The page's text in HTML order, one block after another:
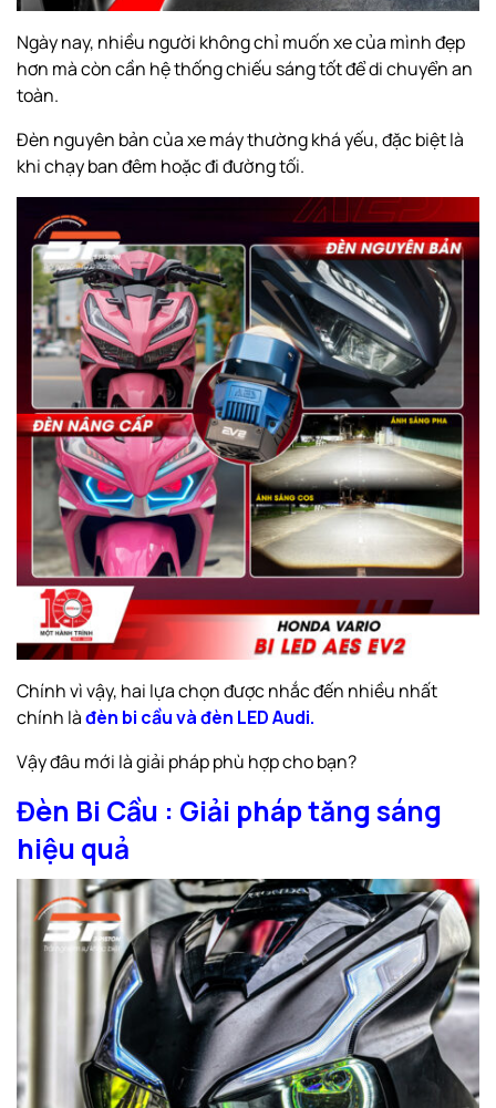
Ngày nay, nhiều người không chỉ muốn xe của mình đẹp
hơn mà còn cần hệ thống chiếu sáng tốt để di chuyển an
toàn.
Đèn nguyên bản của xe máy thường khá yếu, đặc biệt là
khi chạy ban đêm hoặc đi đường tối.
Chính vì vậy, hai lựa chọn được nhắc đến nhiều nhất
chính làđèn bi cầu và đèn LED Audi.
Vậy đâu mới là giải pháp phù hợp cho bạn?
Đèn Bi Cầu : Giải pháp tăng sáng
hiệu quả